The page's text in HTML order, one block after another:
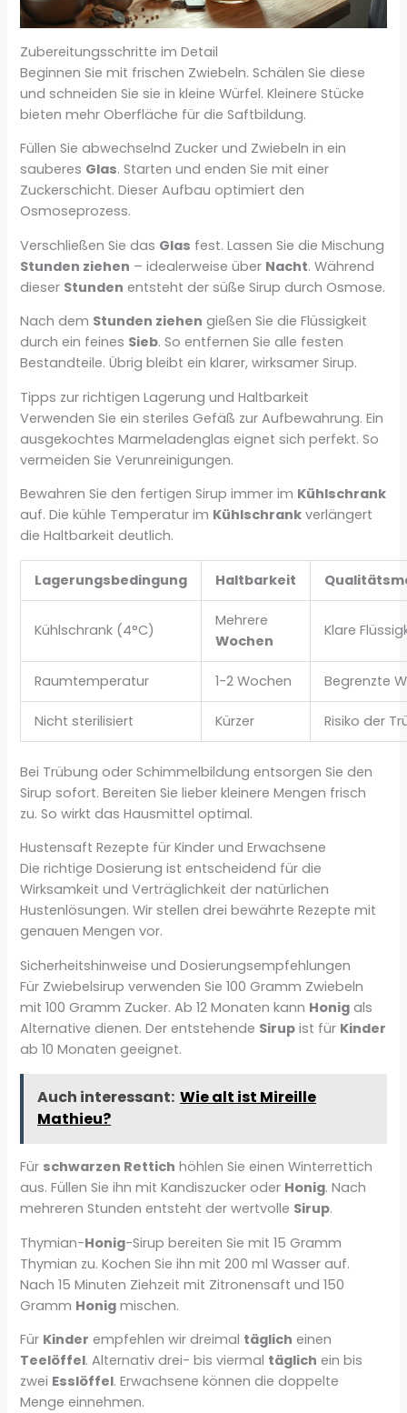
Zubereitungsschritte im Detail
Beginnen Sie mit frischen Zwiebeln. Schälen Sie diese
und schneiden Sie sie in kleine Würfel. Kleinere Stücke
bieten mehr Oberfläche für die Saftbildung.
Füllen Sie abwechselnd Zucker und Zwiebeln in ein
sauberes Glas. Starten und enden Sie mit einer
Zuckerschicht. Dieser Aufbau optimiert den
Osmoseprozess.
Verschließen Sie das Glas fest. Lassen Sie die Mischung
Stunden ziehen – idealerweise über Nacht. Während
dieser Stunden entsteht der süße Sirup durch Osmose.
Nach dem Stunden ziehen gießen Sie die Flüssigkeit
durch ein feines Sieb. So entfernen Sie alle festen
Bestandteile. Übrig bleibt ein klarer, wirksamer Sirup.
Tipps zur richtigen Lagerung und Haltbarkeit
Verwenden Sie ein steriles Gefäß zur Aufbewahrung. Ein
ausgekochtes Marmeladenglas eignet sich perfekt. So
vermeiden Sie Verunreinigungen.
Bewahren Sie den fertigen Sirup immer im Kühlschrank
auf. Die kühle Temperatur im Kühlschrank verlängert
die Haltbarkeit deutlich.
Lagerungsbedingung Haltbarkeit
Kühlschrank (4°C)
Mehrere
Wochen
Klare
Raumtemperatur 1-2 Wochen Begrenzte
Nicht sterilisiert Kürzer Risiko der
Bei Trübung oder Schimmelbildung entsorgen Sie den
Sirup sofort. Bereiten Sie lieber kleinere Mengen frisch
zu. So wirkt das Hausmittel optimal.
Hustensaft Rezepte für Kinder und Erwachsene
Die richtige Dosierung ist entscheidend für die
Wirksamkeit und Verträglichkeit der natürlichen
Hustenlösungen. Wir stellen drei bewährte Rezepte mit
genauen Mengen vor.
Sicherheitshinweise und Dosierungsempfehlungen
Für Zwiebelsirup verwenden Sie 100 Gramm Zwiebeln
mit 100 Gramm Zucker. Ab 12 Monaten kann Honig als
Alternative dienen. Der entstehende Sirup ist für Kinder
ab 10 Monaten geeignet.
Auch interessant: Wie alt ist Mireille
Mathieu?
Für schwarzen Rettich höhlen Sie einen Winterrettich
aus. Füllen Sie ihn mit Kandiszucker oder Honig. Nach
mehreren Stunden entsteht der wertvolle Sirup.
Thymian-Honig-Sirup bereiten Sie mit 15 Gramm
Thymian zu. Kochen Sie ihn mit 200 ml Wasser auf.
Nach 15 Minuten Ziehzeit mit Zitronensaft und 150
Gramm Honig mischen.
Für Kinder empfehlen wir dreimal täglich einen
Teelöffel. Alternativ drei- bis viermal täglich ein bis
zwei Esslöffel. Erwachsene können die doppelte
Menge einnehmen.